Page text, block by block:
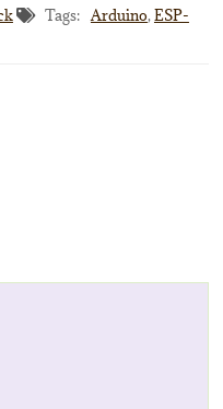
Tags: Arduino,ESP-